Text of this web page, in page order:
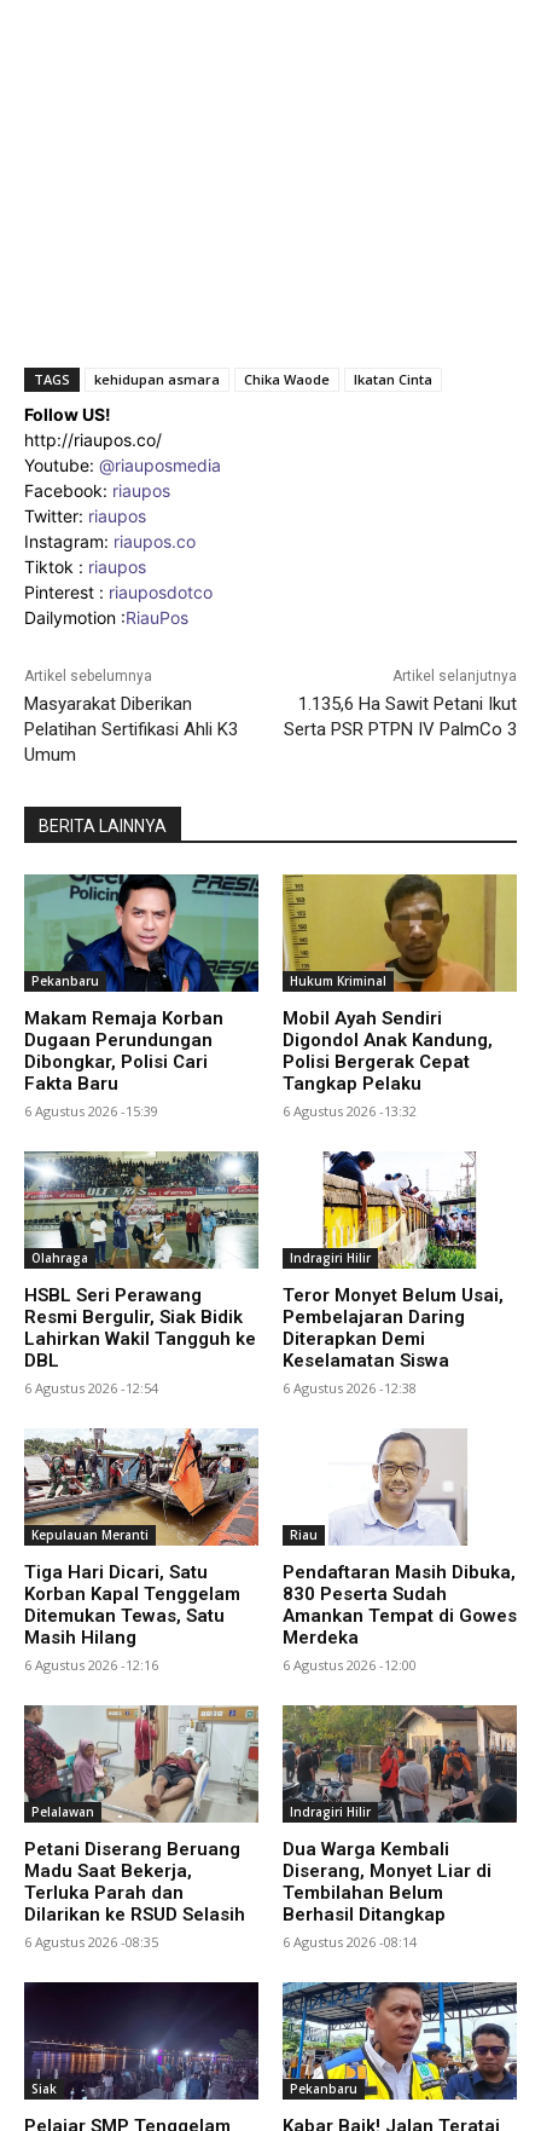
TAGS kehidupan asmara Chika Waode Ikatan Cinta
Follow US!
http://riaupos.co/
Youtube: @riauposmedia
Facebook: riaupos
Twitter: riaupos
Instagram: riaupos.co
Tiktok : riaupos
Pinterest : riauposdotco
Dailymotion :RiauPos
Artikel sebelumnya
Masyarakat Diberikan
Pelatihan Sertifikasi Ahli K3
Umum
Artikel selanjutnya
1.135,6 Ha Sawit Petani Ikut
Serta PSR PTPN IV PalmCo 3
BERITA LAINNYA
Pekanbaru
Makam Remaja Korban
Dugaan Perundungan
Dibongkar, Polisi Cari
Fakta Baru
6 Agustus 2026 -15:39
Hukum Kriminal
Mobil Ayah Sendiri
Digondol Anak Kandung,
Polisi Bergerak Cepat
Tangkap Pelaku
6 Agustus 2026 -13:32
Olahraga
HSBL Seri Perawang
Resmi Bergulir, Siak Bidik
Lahirkan Wakil Tangguh ke
DBL
6 Agustus 2026 -12:54
Indragiri Hilir
Teror Monyet Belum Usai,
Pembelajaran Daring
Diterapkan Demi
Keselamatan Siswa
6 Agustus 2026 -12:38
Kepulauan Meranti
Tiga Hari Dicari, Satu
Korban Kapal Tenggelam
Ditemukan Tewas, Satu
Masih Hilang
6 Agustus 2026 -12:16
Riau
Pendaftaran Masih Dibuka,
830 Peserta Sudah
Amankan Tempat di Gowes
Merdeka
6 Agustus 2026 -12:00
Pelalawan
Petani Diserang Beruang
Madu Saat Bekerja,
Terluka Parah dan
Dilarikan ke RSUD Selasih
6 Agustus 2026 -08:35
Indragiri Hilir
Dua Warga Kembali
Diserang, Monyet Liar di
Tembilahan Belum
Berhasil Ditangkap
6 Agustus 2026 -08:14
Siak
Pelajar SMP Tenggelam
Pekanbaru
Kabar Baik! Jalan Teratai